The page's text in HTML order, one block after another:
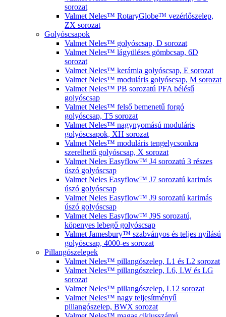
sorozat
Valmet Neles™ RotaryGlobe™ vezérlőszelep,
ZX sorozat
Golyóscsapok
Valmet Neles™ golyóscsap, D sorozat
Valmet Neles™ lágyüléses gömbcsap, 6D
sorozat
Valmet Neles™ kerámia golyóscsap, E sorozat
Valmet Neles™ moduláris golyóscsap, M sorozat
Valmet Neles™ PB sorozatú PFA bélésű
golyóscsap
Valmet Neles™ felső bemenetű forgó
golyóscsap, T5 sorozat
Valmet Neles™ nagynyomású moduláris
golyóscsapok, XH sorozat
Valmet Neles™ moduláris tengelycsonkra
szerelhető golyóscsap, X sorozat
Valmet Neles Easyflow™ J4 sorozatú 3 részes
úszó golyóscsap
Valmet Neles Easyflow™ J7 sorozatú karimás
úszó golyóscsap
Valmet Neles Easyflow™ J9 sorozatú karimás
úszó golyóscsap
Valmet Neles Easyflow™ J9S sorozatú,
köpenyes lebegő golyóscsap
Valmet Jamesbury™ szabványos és teljes nyílású
golyóscsap, 4000-es sorozat
Pillangószelepek
Valmet Neles™ pillangószelep, L1 és L2 sorozat
Valmet Neles™ pillangószelep, L6, LW és LG
sorozat
Valmet Neles™ pillangószelep, L12 sorozat
Valmet Neles™ nagy teljesítményű
pillangószelep, BWX sorozat